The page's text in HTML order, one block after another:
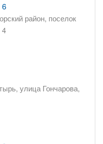
район, поселок
4
улица Гончарова,